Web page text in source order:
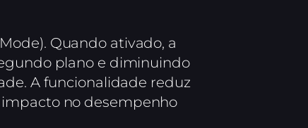
Quando ativado, a
plano e diminuindo
A funcionalidade reduz
no desempenho